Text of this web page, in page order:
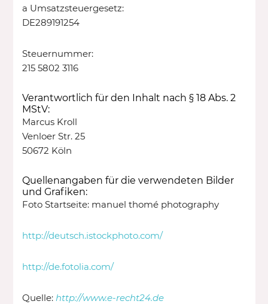
a Umsatzsteuergesetz:
DE289191254
Steuernummer:
215 5802 3116
Verantwortlich für den Inhalt nach § 18 Abs. 2
MStV:
Marcus Kroll
Venloer Str. 25
50672 Köln
Quellenangaben für die verwendeten Bilder
und Grafiken:
Foto Startseite: manuel thomé photography
http://deutsch.istockphoto.com/
http://de.fotolia.com/
Quelle: http://www.e-recht24.de